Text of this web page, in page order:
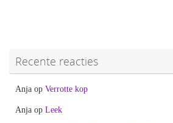
Recente reacties
Anja op Verrotte kop
Anja op Leek